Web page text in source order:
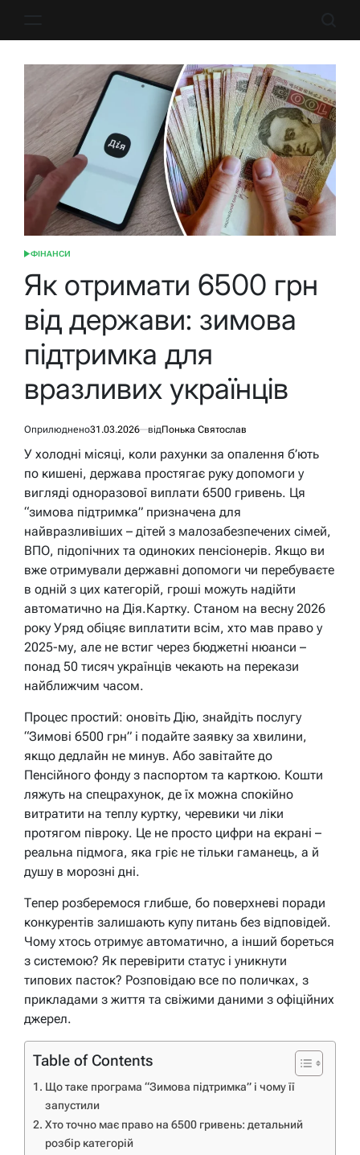
ОПУБЛІКУВАТИ
ФІНАНСИ
Як отримати 6500 грн
від держави: зимова
підтримка для
вразливих українців
Оприлюднено31.03.2026 відПонька Святослав
У холодні місяці, коли рахунки за опалення б’ють
по кишені, держава простягає руку допомоги у
вигляді одноразової виплати 6500 гривень. Ця
“зимова підтримка” призначена для
найвразливіших – дітей з малозабезпечених сімей,
ВПО, підопічних та одиноких пенсіонерів. Якщо ви
вже отримували державні допомоги чи перебуваєте
в одній з цих категорій, гроші можуть надійти
автоматично на Дія.Картку. Станом на весну 2026
року Уряд обіцяє виплатити всім, хто мав право у
2025-му, але не встиг через бюджетні нюанси –
понад 50 тисяч українців чекають на перекази
найближчим часом.
Процес простий: оновіть Дію, знайдіть послугу
“Зимові 6500 грн” і подайте заявку за хвилини,
якщо дедлайн не минув. Або завітайте до
Пенсійного фонду з паспортом та карткою. Кошти
ляжуть на спецрахунок, де їх можна спокійно
витратити на теплу куртку, черевики чи ліки
протягом півроку. Це не просто цифри на екрані –
реальна підмога, яка гріє не тільки гаманець, а й
душу в морозні дні.
Тепер розберемося глибше, бо поверхневі поради
конкурентів залишають купу питань без відповідей.
Чому хтось отримує автоматично, а інший бореться
з системою? Як перевірити статус і уникнути
типових пасток? Розповідаю все по поличках, з
прикладами з життя та свіжими даними з офіційних
джерел.
Table of Contents
Що таке програма “Зимова підтримка” і чому її
запустили
Хто точно має право на 6500 гривень: детальний
розбір категорій